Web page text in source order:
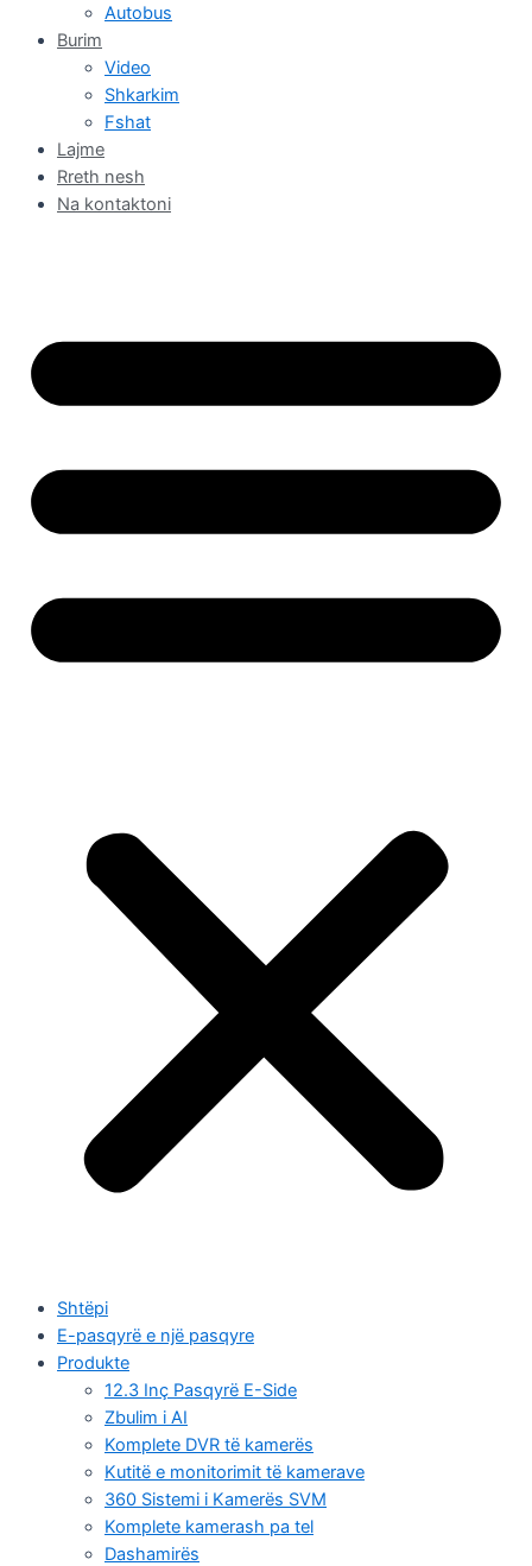
Autobus
Burim
Video
Shkarkim
Fshat
Lajme
Rreth nesh
Na kontaktoni
Shtëpi
E-pasqyrë e një pasqyre
Produkte
12.3 Inç Pasqyrë E-Side
Zbulim i AI
Komplete DVR të kamerës
Kutitë e monitorimit të kamerave
360 Sistemi i Kamerës SVM
Komplete kamerash pa tel
Dashamirës